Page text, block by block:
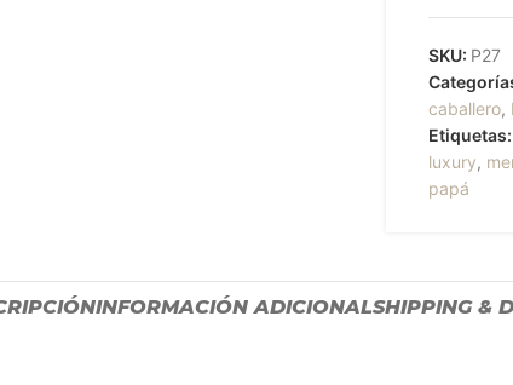
SKU: P27
caballero,
Etiquetas:
luxury,
papá
INFORMACIÓN ADICIONALSHIPPING &